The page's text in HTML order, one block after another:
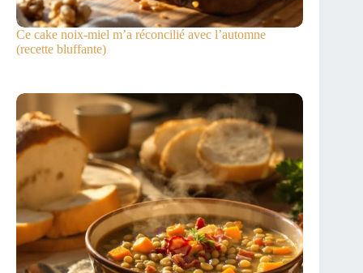
Ce cake noix-miel m’a réconcilié avec l’automne
(recette bluffante)